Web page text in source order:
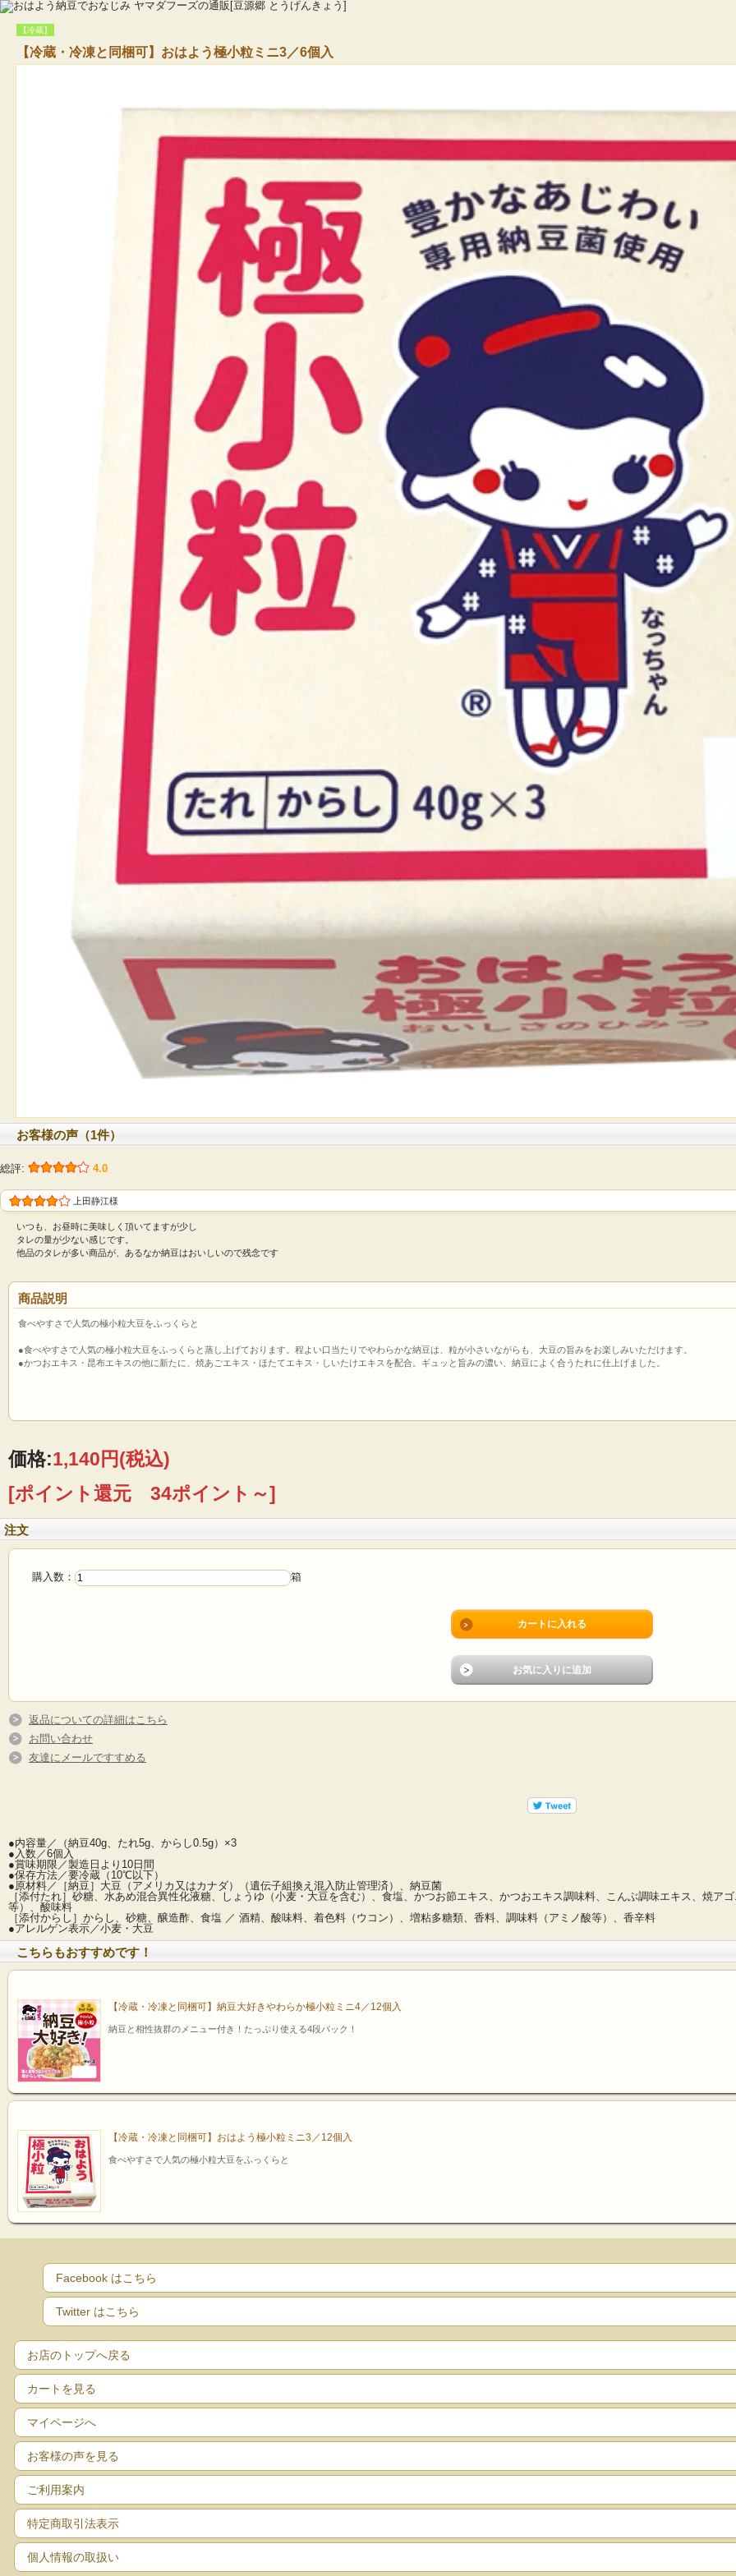
【冷蔵】
【冷蔵・冷凍と同梱可】おはよう極小粒ミニ3／6個入
お客様の声（1件）
総評: 4.0
上田静江様
いつも、お昼時に美味しく頂いてますが少し
タレの量が少ない感じです。
他品のタレが多い商品が、あるなか納豆はおいしいので残念です
商品説明
食べやすさで人気の極小粒大豆をふっくらと
●食べやすさで人気の極小粒大豆をふっくらと蒸し上げております。程よい口当たりでやわらかな納豆は、粒が小さいながらも、大豆の旨みをお楽しみいただけます。
●かつおエキス・昆布エキスの他に新たに、焼あごエキス・ほたてエキス・しいたけエキスを配合。ギュッと旨みの濃い、納豆によく合うたれに仕上げました。
価格:1,140円(税込)
[ポイント還元 34ポイント～]
注文
購入数： 箱
返品についての詳細はこちら
お問い合わせ
友達にメールですすめる
●内容量／（納豆40g、たれ5g、からし0.5g）×3
●入数／6個入
●賞味期限／製造日より10日間
●保存方法／要冷蔵（10℃以下）
●原材料／［納豆］大豆（アメリカ又はカナダ）（遺伝子組換え混入防止管理済）、納豆菌
［添付たれ］砂糖、水あめ混合異性化液糖、しょうゆ（小麦・大豆を含む）、食塩、かつお節エキス、かつおエキス調味料、こんぶ調味エキス、焼ア
等）、酸味料
［添付からし］からし、砂糖、醸造酢、食塩 ／ 酒精、酸味料、着色料（ウコン）、増粘多糖類、香料、調味料（アミノ酸等）、香辛料
●アレルゲン表示／小麦・大豆
こちらもおすすめです！
【冷蔵・冷凍と同梱可】納豆大好きやわらか極小粒ミニ4／12個入
納豆と相性抜群のメニュー付き！たっぷり使える4段パック！
【冷蔵・冷凍と同梱可】おはよう極小粒ミニ3／12個入
食べやすさで人気の極小粒大豆をふっくらと
Facebook はこちら
Twitter はこちら
お店のトップへ戻る
カートを見る
マイページへ
お客様の声を見る
ご利用案内
特定商取引法表示
個人情報の取扱い